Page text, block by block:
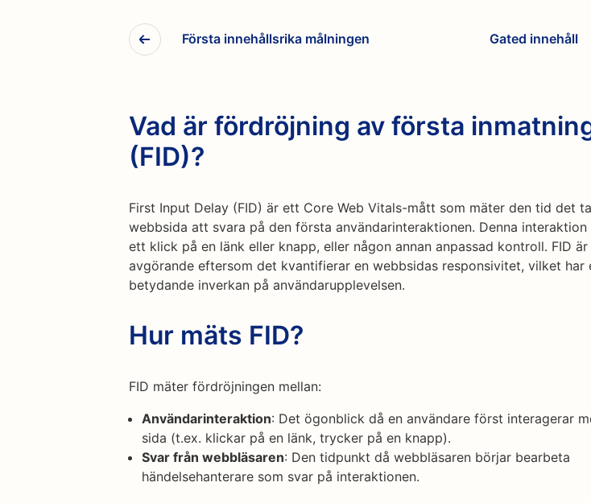
Första innehållsrika målningen Gated innehåll
Vad är fördröjning av första
(FID)?
First Input Delay (FID) är ett Core Web Vitals-mått som mäter den tid det
webbsida att svara på den första användarinteraktionen. Denna interaktion
ett klick på en länk eller knapp, eller någon annan anpassad kontroll. FID är
avgörande eftersom det kvantifierar en webbsidas responsivitet, vilket har
betydande inverkan på användarupplevelsen.
Hur mäts FID?
FID mäter fördröjningen mellan:
Användarinteraktion: Det ögonblick då en användare först interagerar
sida (t.ex. klickar på en länk, trycker på en knapp).
Svar från webbläsaren: Den tidpunkt då webbläsaren börjar bearbeta
händelsehanterare som svar på interaktionen.